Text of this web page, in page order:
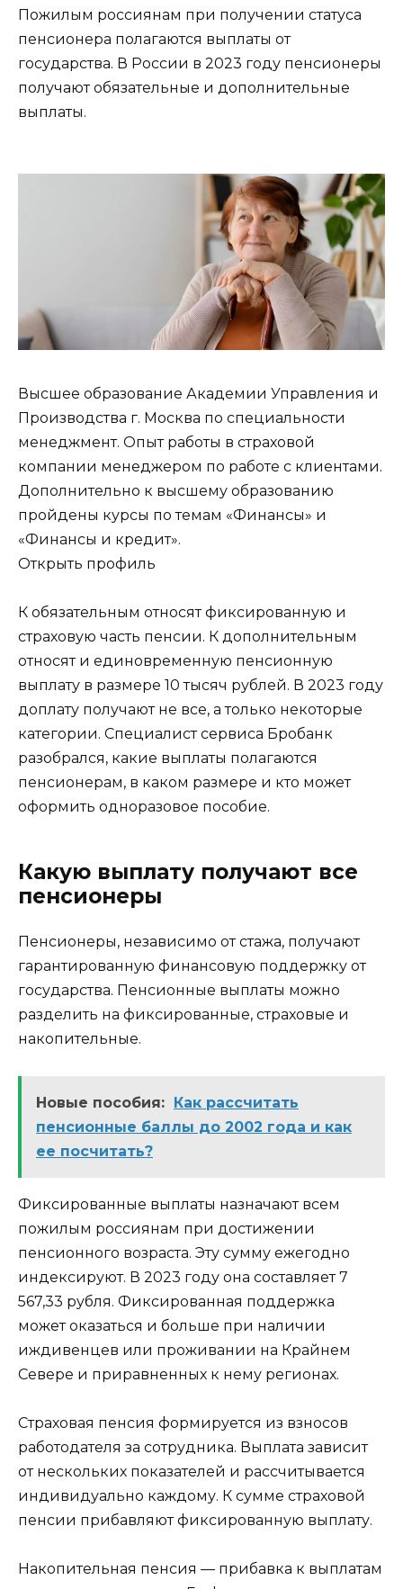
Пожилым россиянам при получении статуса
пенсионера полагаются выплаты от
государства. В России в 2023 году пенсионеры
получают обязательные и дополнительные
выплаты.
Высшее образование Академии Управления и
Производства г. Москва по специальности
менеджмент. Опыт работы в страховой
компании менеджером по работе с клиентами.
Дополнительно к высшему образованию
пройдены курсы по темам «Финансы» и
«Финансы и кредит».
Открыть профиль
К обязательным относят фиксированную и
страховую часть пенсии. К дополнительным
относят и единовременную пенсионную
выплату в размере 10 тысяч рублей. В 2023 году
доплату получают не все, а только некоторые
категории. Специалист сервиса Бробанк
разобрался, какие выплаты полагаются
пенсионерам, в каком размере и кто может
оформить одноразовое пособие.
Какую выплату получают все
пенсионеры
Пенсионеры, независимо от стажа, получают
гарантированную финансовую поддержку от
государства. Пенсионные выплаты можно
разделить на фиксированные, страховые и
накопительные.
Новые пособия: Как рассчитать
пенсионные баллы до 2002 года и как
ее посчитать?
Фиксированные выплаты назначают всем
пожилым россиянам при достижении
пенсионного возраста. Эту сумму ежегодно
индексируют. В 2023 году она составляет 7
567,33 рубля. Фиксированная поддержка
может оказаться и больше при наличии
иждивенцев или проживании на Крайнем
Севере и приравненных к нему регионах.
Страховая пенсия формируется из взносов
работодателя за сотрудника. Выплата зависит
от нескольких показателей и рассчитывается
индивидуально каждому. К сумме страховой
пенсии прибавляют фиксированную выплату.
Накопительная пенсия — прибавка к выплатам